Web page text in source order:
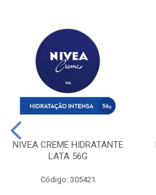
NIVEA CREME HIDRATANTE
LATA 56G
Código: 305421